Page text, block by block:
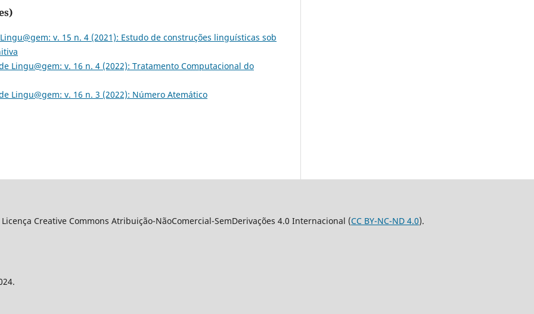
v. 15 n. 4 (2021): Estudo de construções linguísticas sob
Lingu@gem: v. 16 n. 4 (2022): Tratamento Computacional do
Lingu@gem: v. 16 n. 3 (2022): Número Atemático
Creative Commons Atribuição-NãoComercial-SemDerivações 4.0 Internacional (CC BY-NC-ND 4.0).